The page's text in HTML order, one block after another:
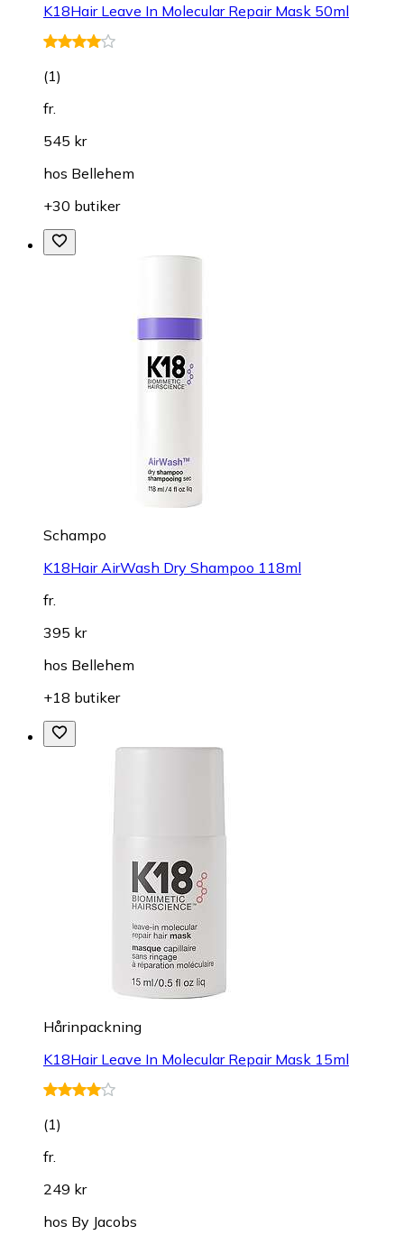
K18Hair Leave In Molecular Repair Mask 50ml
(1)
fr.
545 kr
hos Bellehem
+30 butiker
Schampo
K18Hair AirWash Dry Shampoo 118ml
fr.
395 kr
hos Bellehem
+18 butiker
Hårinpackning
K18Hair Leave In Molecular Repair Mask 15ml
(1)
fr.
249 kr
hos By Jacobs